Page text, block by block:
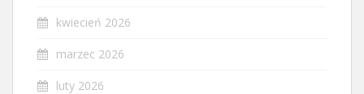
kwiecień 2026
marzec 2026
luty 2026